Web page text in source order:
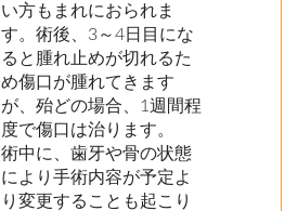
い方もまれにおられま
す。術後、3～4日目にな
ると腫れ止めが切れるた
め傷口が腫れてきます
が、殆どの場合、1週間程
度で傷口は治ります。
術中に、歯牙や骨の状態
により手術内容が予定よ
り変更することも起こり